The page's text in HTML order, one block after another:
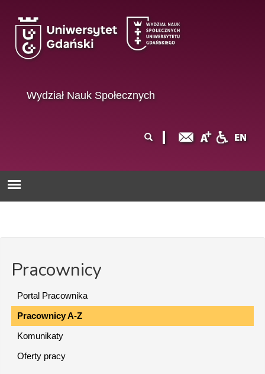
Wydział Nauk Społecznych
wyszukiwania
Pracownicy
Portal Pracownika
Pracownicy A-Z
Komunikaty
Oferty pracy